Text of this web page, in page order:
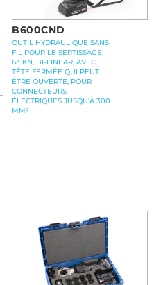
B600CND
OUTIL HYDRAULIQUE SANS
FIL POUR LE SERTISSAGE,
63 KN, BI-LINEAR, AVEC
TÊTE FERMÉE QUI PEUT
ÊTRE OUVERTE, POUR
CONNECTEURS
ÉLECTRIQUES JUSQU’À 300
MM²